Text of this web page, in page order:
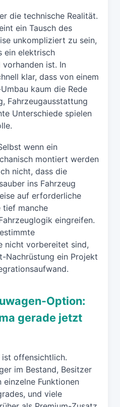
die technische Realität.
ein Tausch des
unkompliziert zu sein,
ein elektrisch
vorhanden ist. In
klar, dass von einem
kaum die Rede
Fahrzeugausstattung
Unterschiede spielen
wenn ein
montiert werden
nicht, dass die
ins Fahrzeug
auf erforderliche
tief manche
eingreifen.
nicht vorbereitet sind,
Nachrüstung ein Projekt
Option:
gerade jetzt
offensichtlich.
im Bestand, Besitzer
Funktionen
und viele